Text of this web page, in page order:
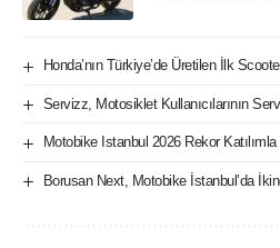
Honda’nın Türkiye’de Üretilen İlk
Servizz, Motosiklet Kullanıcılarının
Motobike Istanbul 2026 Rekor Katılımla
Borusan Next, Motobike İstanbul’da